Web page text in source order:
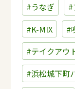
#うなぎ
#
#K-MIX
#
#テイクアウ
#浜松城下町